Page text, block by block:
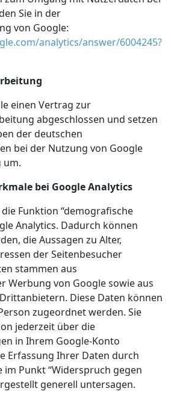
Sie in der
von Google:
analytics/answer/6004245?
einen Vertrag zur
abgeschlossen und setzen
der deutschen
bei der Nutzung von Google
um.
bei Google Analytics
Funktion “demografische
Analytics. Dadurch können
die Aussagen zu Alter,
der Seitenbesucher
stammen aus
Werbung von Google sowie aus
Diese Daten können
zugeordnet werden. Sie
jederzeit über die
in Ihrem Google-Konto
Erfassung Ihrer Daten durch
im Punkt “Widerspruch gegen
generell untersagen.